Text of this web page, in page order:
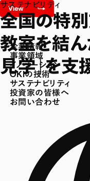
企業情報
事業領域
イノベーション
OKIの技術
サステナビリティ
投資家の皆様へ
お問い合わせ
サステナビリティ
全国の特
教室を結
見学」を支